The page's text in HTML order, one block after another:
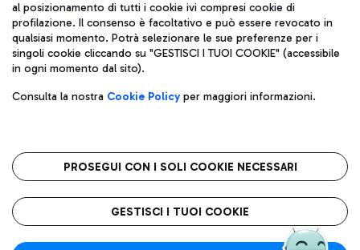
Codice fiscale e Registro delle Imprese di Roma 13032990155 P.
IVA 06572251004
Capitale sociale 62.224.743,00 int. vers.
Sede legale: Via Pier Paolo Racchetti 1 - 00054 Fiumicino (RM)
telefono +39 06 65951
Privacy policy
Note legali
Roma FCO
L'aeroporto stellato
al posizionamento di tutti i cookie ivi compresi cookie di
profilazione. Il consenso è facoltativo e può essere revocato in
qualsiasi momento. Potrà selezionare le sue preferenze per i
singoli cookie cliccando su "GESTISCI I TUOI COOKIE" (accessibile
in ogni momento dal sito).
Consulta la nostra Cookie Policyper maggiori informazioni.
PROSEGUI CON I SOLI COOKIE NECESSARI
GESTISCI I TUOI COOKIE